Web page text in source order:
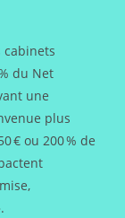
cabinets
du Net
une
plus
€ ou 200 % de